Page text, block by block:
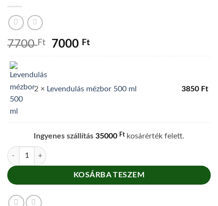
7700Ft
Original
price
7000 FtCurrent
price
2 × Levendulás mézbor 500 ml 3850 Ft
Ingyenes szállítás 35000 Ftkosárérték felett.
Levendulás mézbor dupla csomag (2 x 500 ml) mennyiség
KOSÁRBA TESZEM